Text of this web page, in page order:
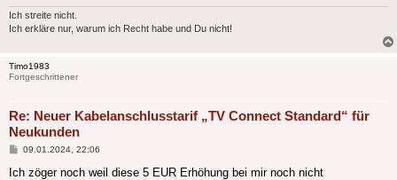
Ich streite nicht.
Ich erkläre nur, warum ich Recht habe und Du nicht!
Timo1983
Fortgeschrittener
Re: Neuer Kabelanschlusstarif „TV Connect Standard“ für
Neukunden
Beitrag
09.01.2024, 22:06
Ich zöger noch weil diese 5 EUR Erhöhung bei mir noch nicht